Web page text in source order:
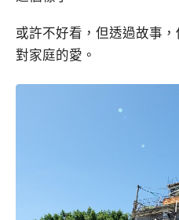
或許不好看，但透過故事
對家庭的愛。